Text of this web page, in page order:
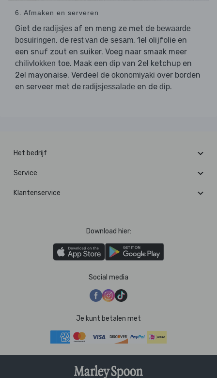
6. Afmaken en serveren
Giet de radijsjes af en meng ze met de bewaarde
bosuiringen, de rest van de sesam, 1el olijfolie en
een snuf zout en suiker. Voeg naar smaak meer
chilivlokken toe. Maak een dip van 2el ketchup en
2el mayonaise. Verdeel de okonomiyaki over borden
en serveer met de radijsjessalade en de dip.
Het bedrijf
Service
Klantenservice
Download hier:
Social media
Je kunt betalen met